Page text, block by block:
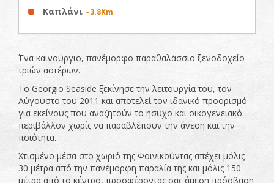
Καπλάνι ~3.8Km
Ένα καινούργιο, πανέμορφο παραθαλάσσιο ξενοδοχείο
τριών αστέρων.
To Georgio Seaside ξεκίνησε την λειτουργία του, τον
Αύγουστο του 2011 και αποτελεί τον ιδανικό προορισμό
για εκείνους που αναζητούν το ήσυχο και οικογενειακό
περιβάλλον χωρίς να παραβλέπουν την άνεση και την
ποιότητα.
Χτισμένο μέσα στο χωριό της Φοινικούντας απέχει μόλις
30 μέτρα από την πανέμορφη παραλία της και μόλις 150
μέτρα από το κέντρο, προσφέροντας σας άμεση πρόσβαση